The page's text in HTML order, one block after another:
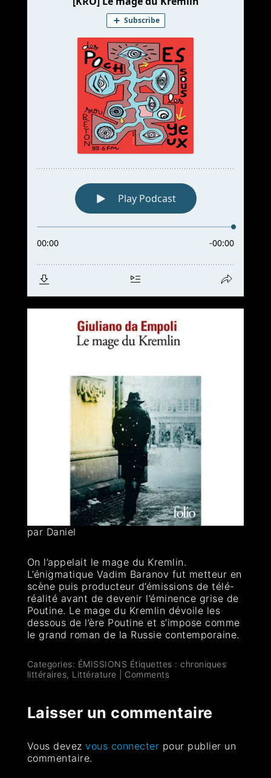
par Daniel
On l’appelait le mage du Kremlin.
L’énigmatique Vadim Baranov fut metteur en
scène puis producteur d’émissions de télé-
réalité avant de devenir l’éminence grise de
Poutine. Le mage du Kremlin dévoile les
dessous de l’ère Poutine et s’impose comme
le grand roman de la Russie contemporaine.
Categories: ÉMISSIONS Étiquettes :chroniques
littéraires, Littérature Comments
Laisser un commentaire
Vous devezvous connecter pour publier un
commentaire.